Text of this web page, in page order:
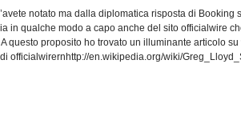
notato ma dalla diplomatica risposta di Booking
in qualche modo a capo anche del sito officialwire
questo proposito ho trovato un illuminante articolo
officialwirernhttp://en.wikipedia.org/wiki/